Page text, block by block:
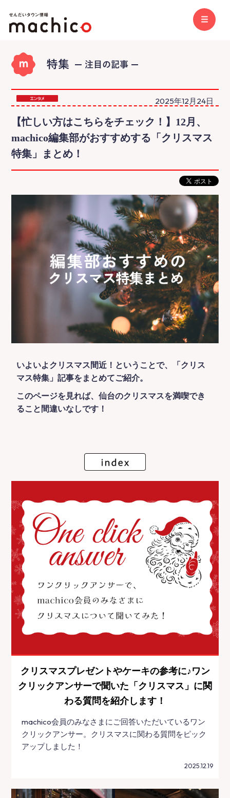
2025年12月24日
【忙しい方はこちらをチェック！】12月、
machico編集部がおすすめする「クリスマス
特集」まとめ！
いよいよクリスマス間近！ということで、「クリス
マス特集」記事をまとめてご紹介。
このページを見れば、仙台のクリスマスを満喫でき
ること間違いなしです！
クリスマスプレゼントやケーキの参考に♪ワン
クリックアンサーで聞いた「クリスマス」に関
わる質問を紹介します！
machico会員のみなさまにご回答いただいているワン
クリックアンサー。クリスマスに関わる質問をピック
アップしました！
2025.12.19